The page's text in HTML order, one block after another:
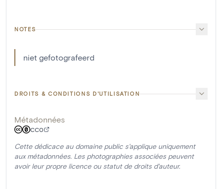
NOTES
niet gefotografeerd
DROITS & CONDITIONS D'UTILISATION
Métadonnées
CC0
Cette dédicace au domaine public s'applique uniquement
aux métadonnées. Les photographies associées peuvent
avoir leur propre licence ou statut de droits d'auteur.